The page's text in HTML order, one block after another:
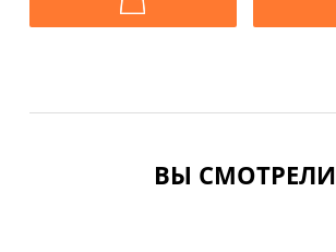
ВЫ СМОТРЕЛИ